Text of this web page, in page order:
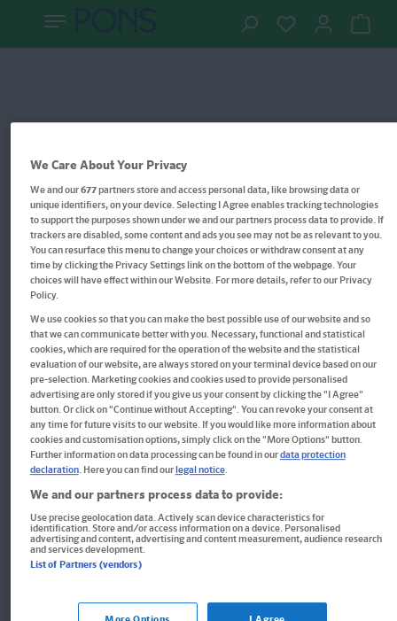
Im Buch blättern
PONS Grammatik kurz & bündig
Chinesisch
Die beliebteste Nachschlagegrammatik - Mit Online-
Übungen
Buch
Format: 12,6 x 21,0 cm, 112 Seiten
ISBN: 978-3-12-562446-7
We Care About Your Privacy
We and our677partners store and access personal data, like browsing data or
unique identifiers, on your device. Selecting I Agree enables tracking technologies
to support the purposes shown under we and our partners process data to provide. If
trackers are disabled, some content and ads you see may not be as relevant to you.
You can resurface this menu to change your choices or withdraw consent at any
time by clicking the Privacy Settings link on the bottom of the webpage. Your
choices will have effect within our Website. For more details, refer to our Privacy
Policy.
We use cookies so that you can make the best possible use of our website and so
that we can communicate better with you. Necessary, functional and statistical
cookies, which are required for the operation of the website and the statistical
evaluation of our website, are always stored on your terminal device based on our
pre-selection. Marketing cookies and cookies used to provide personalised
advertising are only stored if you give us your consent by clicking the "I Agree"
button. Or click on "Continue without Accepting". You can revoke your consent at
any time for future visits to our website. If you would like more information about
cookies and customisation options, simply click on the "More Options" button.
Further information on data processing can be found in ourdata protection
declaration. Here you can find our legal notice.
We and our partners process data to provide:
Use precise geolocation data. Actively scan device characteristics for
identification. Store and/or access information on a device. Personalised
advertising and content, advertising and content measurement, audience research
and services development.
List of Partners (vendors)